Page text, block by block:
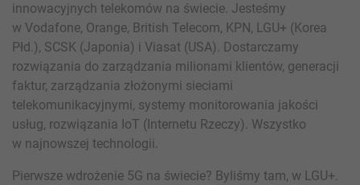
innowacyjnych telekomów na świecie. Jesteśmy
w Vodafone, Orange, British Telecom, KPN, LGU+ (Korea
Płd.), SCSK (Japonia) i Viasat (USA). Dostarczamy
rozwiązania do zarządzania milionami klientów, generacji
faktur, zarządzania złożonymi sieciami
telekomunikacyjnymi, systemy monitorowania jakości
usług, rozwiązania IoT (Internetu Rzeczy). Wszystko
w najnowszej technologii.
Pierwsze wdrożenie 5G na świecie? Byliśmy tam, w LGU+.